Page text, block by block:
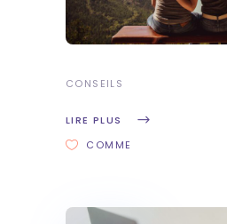
CONSEILS
LIRE PLUS
COMME